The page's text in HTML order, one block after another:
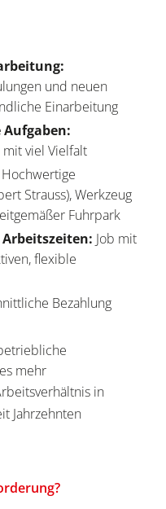
und neuen
Einarbeitung
viel Vielfalt
Hochwertige
Strauss), Werkzeug
Fuhrpark
Job mit
flexible
Bezahlung
mehr
in
Jahrzehnten